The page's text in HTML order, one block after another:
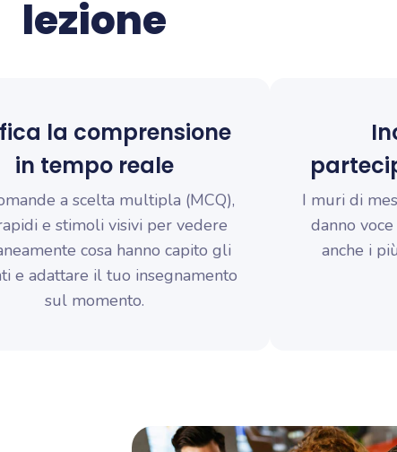
lezione
la comprensione
in tempo reale
a scelta multipla (MCQ),
e stimoli visivi per vedere
cosa hanno capito gli
e adattare il tuo insegnamento
sul momento.
I muri di
danno
anche i